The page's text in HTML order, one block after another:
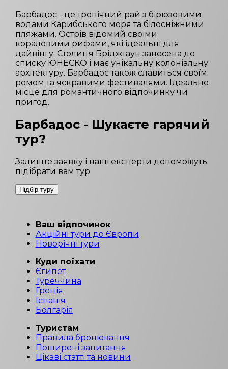
Барбадос - це тропічний рай з бірюзовими
водами Карибського моря та білосніжними
пляжами. Острів відомий своїми
кораловими рифами, які ідеальні для
дайвінгу. Столиця Бріджтаун занесена до
списку ЮНЕСКО і має унікальну колоніальну
архітектуру. Барбадос також славиться своїм
ромом та яскравими фестивалями. Ідеальне
місце для романтичного відпочинку чи
пригод.
Барбадос- Шукаєте гарячий
тур?
Залиште заявку і наші експерти допоможуть
підібрати вам тур
Підбір туру
Ваш відпочинок
Акційні тури до Європи
Новорічні тури
Куди поїхати
Єгипет
Туреччина
Греція
Іспанія
Болгарія
Туристам
Правила бронювання
Поширені запитання
Цікаві статті та новини